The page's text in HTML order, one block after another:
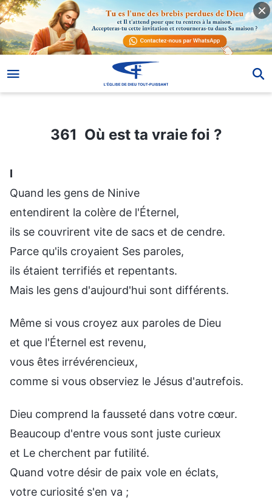
361 Où est ta vraie foi ?
Ⅰ
Quand les gens de Ninive
entendirent la colère de l'Éternel,
ils se couvrirent vite de sacs et de cendre.
Parce qu'ils croyaient Ses paroles,
ils étaient terrifiés et repentants.
Mais les gens d'aujourd'hui sont différents.
Même si vous croyez aux paroles de Dieu
et que l'Éternel est revenu,
vous êtes irrévérencieux,
comme si vous observiez le Jésus d'autrefois.
Dieu comprend la fausseté dans votre cœur.
Beaucoup d'entre vous sont juste curieux
et Le cherchent par futilité.
Quand votre désir de paix vole en éclats,
votre curiosité s'en va ;